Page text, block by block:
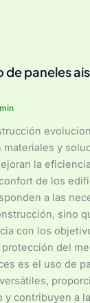
de paneles
y
la
de los
a las
sino
con los
del
es el uso de
y contribuyen a